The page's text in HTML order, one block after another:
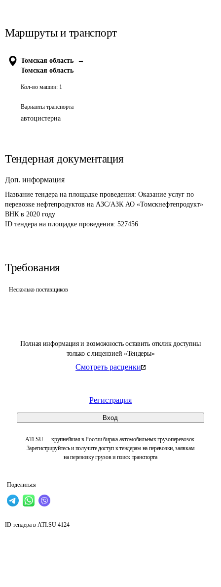
Полная информация и возможность оставить отклик доступны
только с лицензией «Тендеры»
Смотреть расценки
Регистрация
Вход
ATI.SU — крупнейшая в России биржа автомобильных грузоперевозок.
Зарегистрируйтесь и получите доступ к тендерам на перевозки, заявкам
на перевозку грузов и поиск транспорта
Поделиться
Маршруты и транспорт
Томская область
→
Томская область
Кол-во машин: 1
Варианты транспорта
автоцистерна
Тендерная документация
Доп. информация
Название тендера на площадке проведения: Оказание услуг по
перевозке нефтепродуктов на АЗС/АЗК АО «Томскнефтепродукт»
ВНК в 2020 году
ID тендера на площадке проведения: 527456
Требования
Несколько поставщиков
ID тендера в ATI.SU 4124